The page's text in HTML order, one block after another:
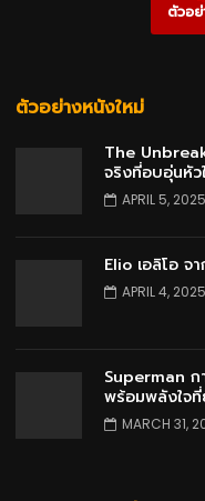
ตัวอ
ตัวอย่างหนังใหม่
The
จริงที่อบอุ่นหัว
APRIL 5, 2025
Elio เอลิโอ จ
APRIL 4, 2025
Superman ก
พร้อมพลังใจ
MARCH 31,